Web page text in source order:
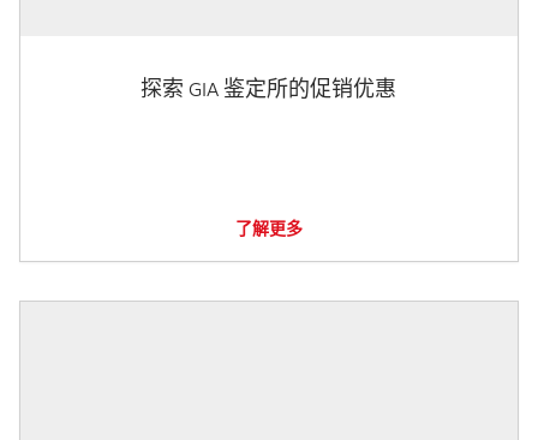
探索 GIA 鉴定所的促销优惠
了解更多